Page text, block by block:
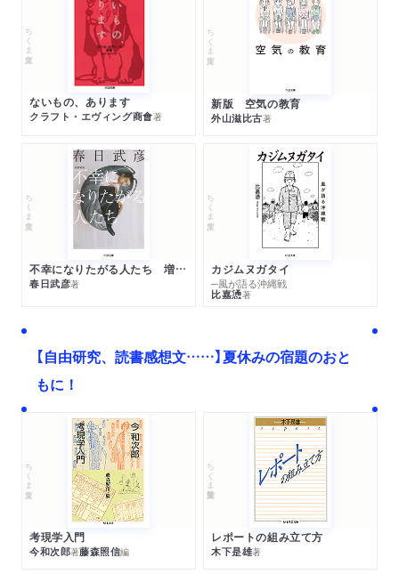
ちくま文庫
ないもの、あります
クラフト・エヴィング商會著
ちくま文庫
新版 空気の教育
外山滋比古著
ちくま文庫
不幸になりたがる人たち 増補新版
春日武彦著
ちくま文庫
カジムヌガタイ
─風が語る沖縄戦
比嘉慂著
【自由研究、読書感想文……】夏休みの宿題のおと
もに！
ちくま文庫
考現学入門
今和次郎著藤森照信編
ちくま学芸文庫
レポートの組み立て方
木下是雄著